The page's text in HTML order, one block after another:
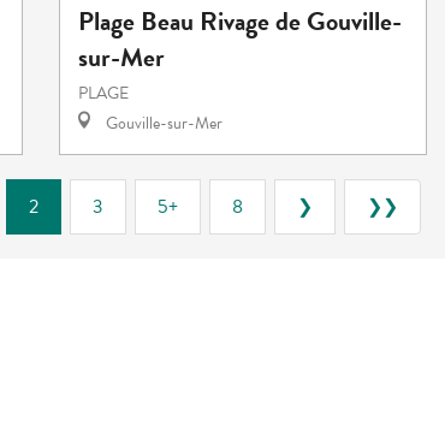
Plage Beau Rivage de Gouville-
sur-Mer
PLAGE
Gouville-sur-Mer
2 3 5+ 8 ❯ ❯❯